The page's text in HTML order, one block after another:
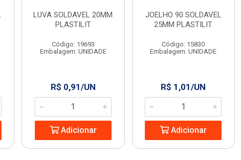
LUVA SOLDAVEL 20MM
PLASTILIT
Código: 19693
Embalagem: UNIDADE
R$ 0,91/UN
Adicionar
JOELHO 90 SOLDAVEL
25MM PLASTILIT
Código: 15830
Embalagem: UNIDADE
R$ 1,01/UN
Adicionar